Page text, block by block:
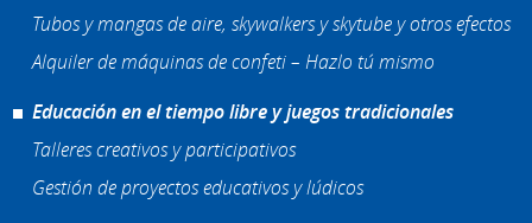
Tubos y mangas de aire, skywalkers y skytube y otros efectos
Alquiler de máquinas de confeti – Hazlo tú mismo
Educación en el tiempo libre y juegos tradicionales
Talleres creativos y participativos
Gestión de proyectos educativos y lúdicos